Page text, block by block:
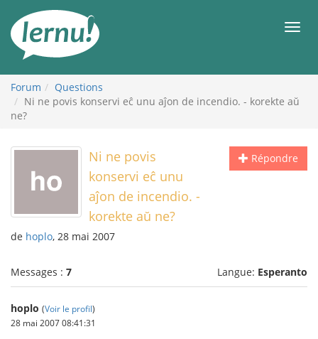
contenu
Forum
Questions
Ni ne povis konservi eĉ unu aĵon de incendio. - korekte aŭ
ne?
Répondre
Ni ne povis
konservi eĉ unu
aĵon de incendio. -
korekte aŭ ne?
de hoplo, 28 mai 2007
Messages : 7 Langue: Esperanto
hoplo (Voir le profil)
28 mai 2007 08:41:31